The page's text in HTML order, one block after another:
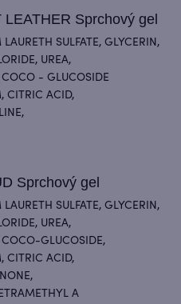
Sprchový gel
SULFATE, GLYCERIN,
UREA,
- GLUCOSIDE
CITRIC ACID,
Sprchový gel
SULFATE, GLYCERIN,
UREA,
GLUCOSIDE,
CITRIC ACID,
А